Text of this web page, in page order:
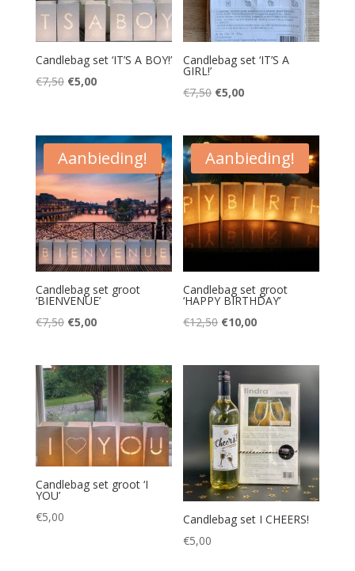
Candlebag set ‘IT’S A BOY!’
€7,50 Oorspronkelijke
€7,50.
€5,00Huidige
€5,00.
Candlebag set ‘IT’S A
GIRL!’
€7,50 Oorspronkelijke
was:
€7,50.
€5,00Huidige
is:
€5,00.
Aanbieding!
Candlebag set groot
‘BIENVENUE’
€7,50 Oorspronkelijke
was:
€7,50.
€5,00Huidige
is:
€5,00.
Aanbieding!
Candlebag set groot
‘HAPPY BIRTHDAY’
€12,50 Oorspronkelijke
was:
€12,50.
€10,00Huidige
is:
€10,00.
Candlebag set groot ‘I
YOU’
€5,00
Candlebag set I CHEERS!
€5,00